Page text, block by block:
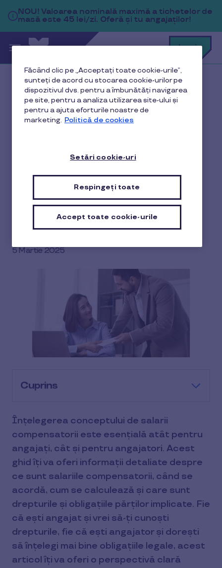
Sari la conținutul principal
Login
Acasă Blog
Legislație și Fiscalitate
Salarii compensatorii - ghid complet pentru angajați și
Salarii compensatorii -
ghid complet pentru
angajați și angajatori
5 Martie 2025
Cuprins
Înțelegerea conceptului de salarii
compensatorii este esențială atât pentru
angajați, cât și pentru angajatori. Acest
ghid îți va oferi informații detaliate despre
ce sunt salariile compensatorii, când se
acordă, cum se calculează și care sunt
drepturile și obligațiile părților implicate. Fie
că ești angajat și vrei să-ți cunoști
drepturile, fie că ești angajator și dorești
să înțelegi mai bine obligațiile legale, acest
articol îți va oferi o perspectivă clară
NOU! Valoarea nominală maximă a tichetelor de
masă este 45 lei/zi. Oferă și tu angajaților!
Făcând clic pe „Acceptați toate cookie-urile”,
sunteți de acord cu stocarea cookie-urilor pe
dispozitivul dvs. pentru a îmbunătăți navigarea
pe site, pentru a analiza utilizarea site-ului și
pentru a ajuta eforturile noastre de
marketing. Politică de cookies
Setări cookie-uri
Respingeți toate
Accept toate cookie-urile